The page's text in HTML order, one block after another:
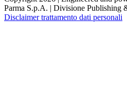
Parma S.p.A. | Divisione Publishing
Disclaimer trattamento dati personali